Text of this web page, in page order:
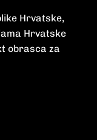
Hrvatske,
Hrvatske
obrasca za